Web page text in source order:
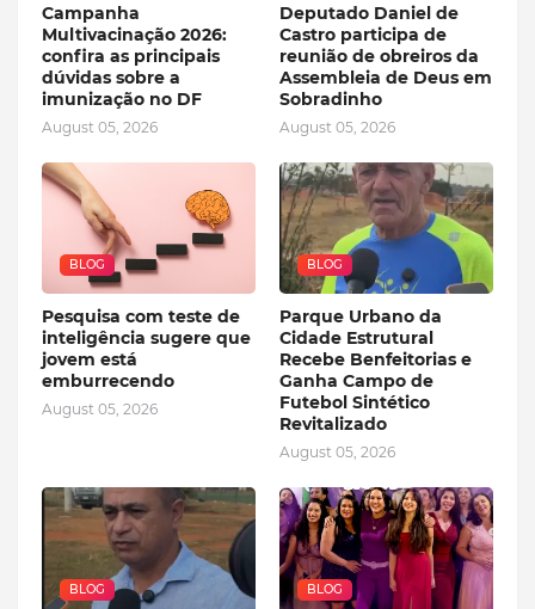
Campanha
Multivacinação 2026:
confira as principais
dúvidas sobre a
imunização no DF
August 05, 2026
Deputado Daniel de
Castro participa de
reunião de obreiros da
Assembleia de Deus em
Sobradinho
August 05, 2026
BLOG
Pesquisa com teste de
inteligência sugere que
jovem está
emburrecendo
August 05, 2026
BLOG
Parque Urbano da
Cidade Estrutural
Recebe Benfeitorias e
Ganha Campo de
Futebol Sintético
Revitalizado
August 05, 2026
BLOG BLOG